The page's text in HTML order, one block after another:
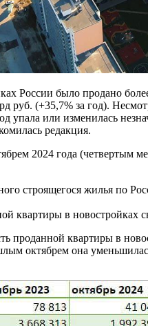
России было продано
руб. (+35,7% за год).
упала или изменилась
редакция.
2024 года (четвертым
строящегося жилья по
квартиры в новостройках
проданной квартиры в
октябрем она